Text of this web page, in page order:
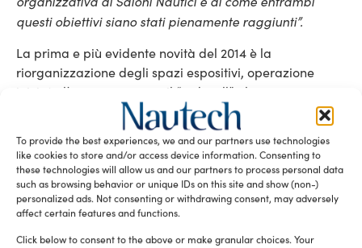
To provide the best experiences, we and our partners use technologies
like cookies to store and/or access device information. Consenting to
these technologies will allow us and our partners to process personal data
such as browsing behavior or unique IDs on this site and show (non-)
personalized ads. Not consenting or withdrawing consent, may adversely
affect certain features and functions.
Click below to consent to the above or make granular choices. Your
questi obiettivi siano stati pienamente raggiunti”.
La prima e più evidente novità del 2014 è la
riorganizzazione degli spazi espositivi, operazione
iniziata l’anno scorso con il “red wall”, che
accompagnava i visitatori sin dal loro ingresso. “
format che avevamo sperimentato nel 2013
– ha detto
Anton Francesco Albertoni –è stato pienamente
apprezzato dal settore e nell’edizione ulteriormente
matura del 2014 rappresenta ancora meglio le esigenze
degli espositori e del pubblico. Per questo abbiamo
reso più facile e più piacevole muoversi tra gli stand e